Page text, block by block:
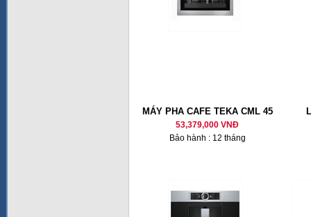
MÁY PHA CAFE TEKA CML 45
53,379,000 VNĐ
Bảo hành : 12 tháng